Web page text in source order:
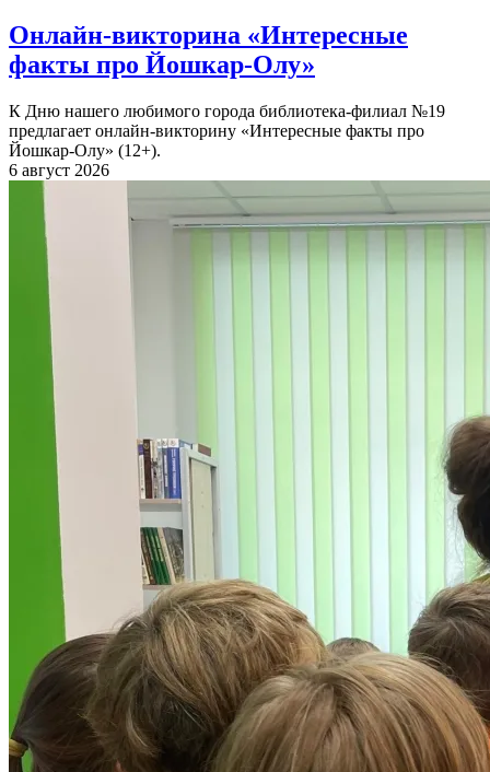
Онлайн-викторина «Интересные
факты про Йошкар-Олу»
К Дню нашего любимого города библиотека-филиал №19
предлагает онлайн-викторину «Интересные факты про
Йошкар-Олу» (12+).
6 август 2026